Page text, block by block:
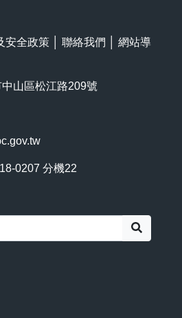
安全政策 聯絡我們
網站導
山區松江路209號
0207 分機22